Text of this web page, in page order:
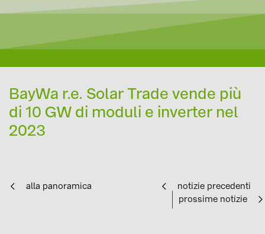
BayWa r.e. Solar Trade vende più
di 10 GW di moduli e inverter nel
2023
alla panoramica
notizie precedenti
prossime notizie